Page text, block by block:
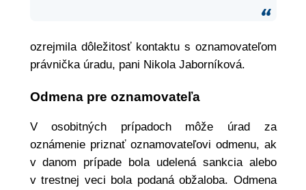
ozrejmila dôležitosť kontaktu s oznamovateľom
právnička úradu, pani Nikola Jaborníková.
Odmena pre oznamovateľa
V osobitných prípadoch môže úrad za
oznámenie priznať oznamovateľovi odmenu, ak
v danom prípade bola udelená sankcia alebo
v trestnej veci bola podaná obžaloba. Odmena